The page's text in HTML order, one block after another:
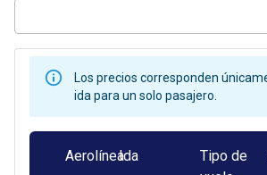
Los precios corresponden
ida para un solo pasajero.
AerolíneaIda
Tipo de